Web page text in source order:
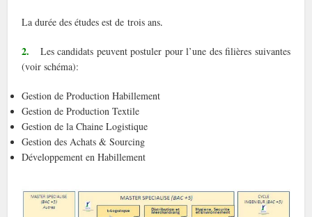
La durée des études est de trois ans.
2. Les candidats peuvent postuler pour l’une des filières suivantes
(voir schéma):
Gestion de Production Habillement
Gestion de Production Textile
Gestion de la Chaine Logistique
Gestion des Achats & Sourcing
Développement en Habillement